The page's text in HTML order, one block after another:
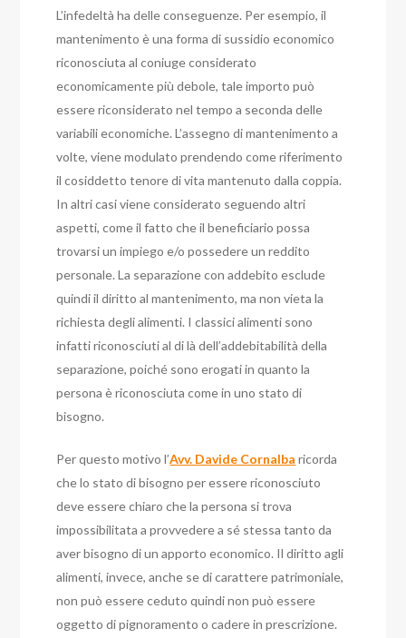
L’infedeltà ha delle conseguenze. Per esempio, il
mantenimento è una forma di sussidio economico
riconosciuta al coniuge considerato
economicamente più debole, tale importo può
essere riconsiderato nel tempo a seconda delle
variabili economiche. L’assegno di mantenimento a
volte, viene modulato prendendo come riferimento
il cosiddetto tenore di vita mantenuto dalla coppia.
In altri casi viene considerato seguendo altri
aspetti, come il fatto che il beneficiario possa
trovarsi un impiego e/o possedere un reddito
personale. La separazione con addebito esclude
quindi il diritto al mantenimento, ma non vieta la
richiesta degli alimenti. I classici alimenti sono
infatti riconosciuti al di là dell’addebitabilità della
separazione, poiché sono erogati in quanto la
persona è riconosciuta come in uno stato di
bisogno.
Per questo motivo l’Avv. Davide Cornalba ricorda
che lo stato di bisogno per essere riconosciuto
deve essere chiaro che la persona si trova
impossibilitata a provvedere a sé stessa tanto da
aver bisogno di un apporto economico. Il diritto agli
alimenti, invece, anche se di carattere patrimoniale,
non può essere ceduto quindi non può essere
oggetto di pignoramento o cadere in prescrizione.